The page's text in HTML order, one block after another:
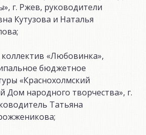
г. Ржев, руководители
Кутузова и Наталья
«Любовинка»,
бюджетное
«Краснохолмский
Дом народного творчества», г.
Татьяна